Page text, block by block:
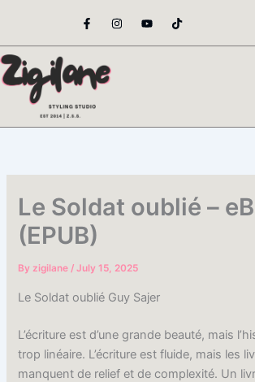
content
F
a
e
o
o
-
I
n
t
Y
o
t
T
i
t
Le Soldat oublié –
(EPUB)
Byzigilane/July 15, 2025
Le Soldat oublié Guy Sajer
L’écriture est d’une grande beauté, mais
trop linéaire. L’écriture est fluide, mais les
manquent de relief et de complexité. Un